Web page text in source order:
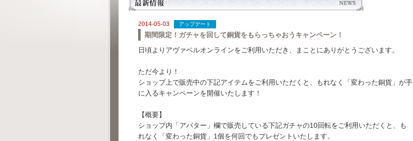
2014-05-03 アップデート
期間限定！ガチャを回して銅貨をもらっちゃおうキャンペーン！
日頃よりアヴァベルオンラインをご利用いただき、まことにありがとうございます。
ただ今より！
ショップ上で販売中の下記アイテムをご利用いただくと、もれなく「変わった銅貨」が手
に入るキャンペーンを開催いたします！
【概要】
ショップ内「アバター」欄で販売している下記ガチャの10回転をご利用いただくと、も
れなく「変わった銅貨」1個を何回でもプレゼントいたします。